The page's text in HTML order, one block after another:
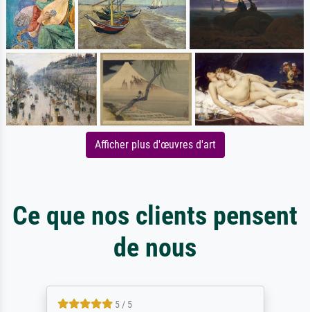
Afficher plus d'œuvres d'art
Ce que nos clients pensent
de nous
5 / 5